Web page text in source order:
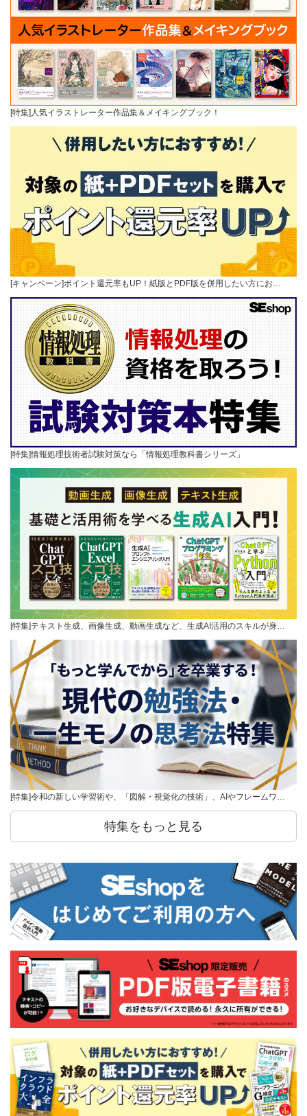
[特集]人気イラストレーター作品集＆メイキングブック！
[キャンペーン]ポイント還元率もUP！紙版とPDF版を併用したい方にお…
[特集]情報処理技術者試験対策なら「情報処理教科書シリーズ」
[特集]テキスト生成、画像生成、動画生成など、生成AI活用のスキルが身…
[特集]令和の新しい学習術や、「図解・視覚化の技術」、AIやフレームワ…
特集をもっと見る